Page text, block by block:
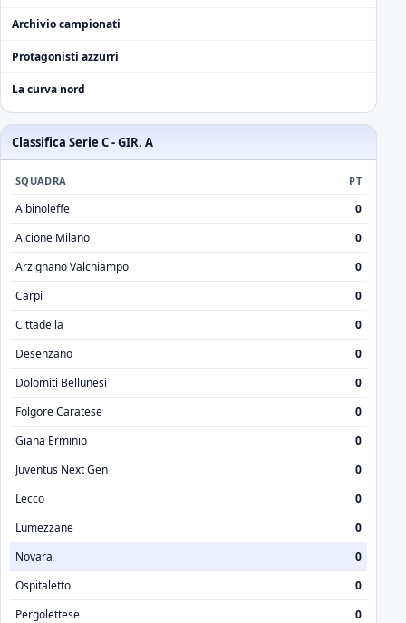
Archivio campionati
Protagonisti azzurri
La curva nord
Classifica Serie C - GIR. A
SQUADRA PT
Albinoleffe
0
Alcione Milano
0
Arzignano Valchiampo
0
Carpi
0
Cittadella
0
Desenzano
0
Dolomiti Bellunesi
0
Folgore Caratese
0
Giana Erminio
0
Juventus Next Gen
0
Lecco
0
Lumezzane
0
Novara
0
Ospitaletto
0
Pergolettese
0